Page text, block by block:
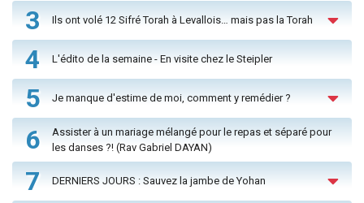
3 Ils ont volé 12 Sifré Torah à Levallois… mais pas la Torah
4 L'édito de la semaine - En visite chez le Steipler
5 Je manque d'estime de moi, comment y remédier ?
6
Assister à un mariage mélangé pour le repas et séparé pour
les danses ?! (Rav Gabriel DAYAN)
7 DERNIERS JOURS : Sauvez la jambe de Yohan